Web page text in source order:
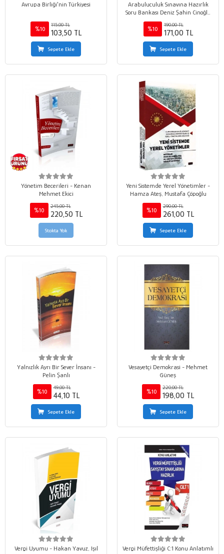
Avrupa Birliği'nin Türkiyesi
%10
115,00 TL
103,50 TL
Sepete Ekle
Arabuluculuk Sınavına Hazırlık
Soru Bankası Deniz Şahin Cinoğlu
2022
%10
190,00 TL
171,00 TL
Sepete Ekle
Yönetim Becerileri - Kenan
Mehmet Ekici
%10
245,00 TL
220,50 TL
Stokta Yok
Yeni Sistemde Yerel Yönetimler -
Hamza Ateş, Mustafa Çöpoğlu
%10
290,00 TL
261,00 TL
Sepete Ekle
Yalnızlık Ayrı Bir Sever İnsanı -
Pelin Şanlı
%10
49,00 TL
44,10 TL
Sepete Ekle
Vesayetçi Demokrasi - Mehmet
Güneş
%10
220,00 TL
198,00 TL
Sepete Ekle
Vergi Uyumu - Hakan Yavuz, Işıl
Vergi Müfettişliği C:1 Konu Anlatımlı